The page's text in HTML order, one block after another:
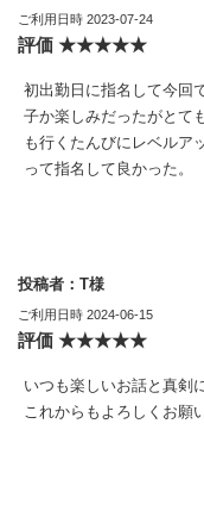
ご利用日時 2023-07-24
評価 ★★★★★
初出勤日に指名して今回
子か楽しみだったがとて
も行くたんびにレベルア
って指名して良かった。
投稿者：T様
ご利用日時 2024-06-15
評価 ★★★★★
いつも楽しいお話と真剣
これからもよろしくお願